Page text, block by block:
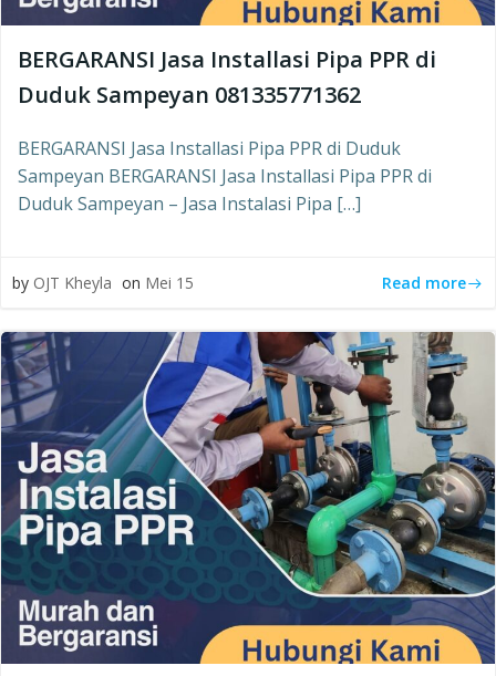
BERGARANSI Jasa Installasi Pipa PPR di
Duduk Sampeyan 081335771362
BERGARANSI Jasa Installasi Pipa PPR di Duduk
Sampeyan BERGARANSI Jasa Installasi Pipa PPR di
Duduk Sampeyan – Jasa Instalasi Pipa […]
by OJT Kheyla on Mei 15 Read more